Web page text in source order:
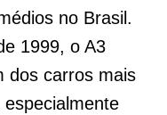
no Brasil.
1999, o A3
dos carros mais